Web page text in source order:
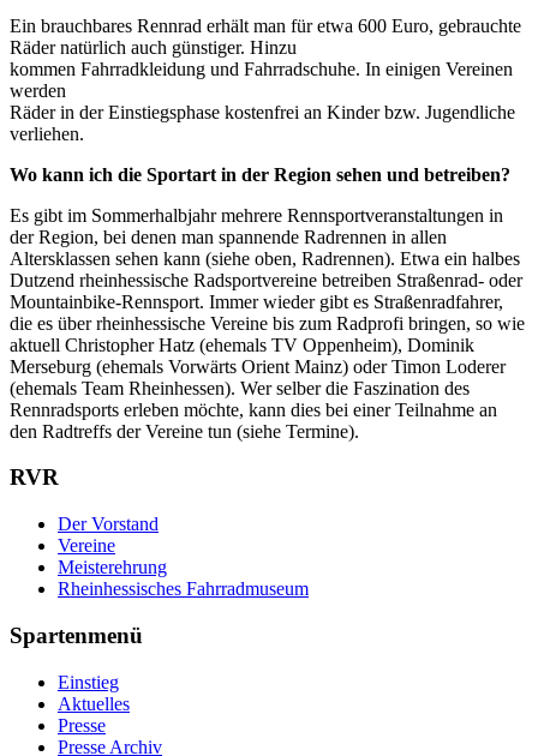
Ein brauchbares Rennrad erhält man für etwa 600 Euro, gebrauchte
Räder natürlich auch günstiger. Hinzu
kommen Fahrradkleidung und Fahrradschuhe. In einigen Vereinen
werden
Räder in der Einstiegsphase kostenfrei an Kinder bzw. Jugendliche
verliehen.
Wo kann ich die Sportart in der Region sehen und betreiben?
Es gibt im Sommerhalbjahr mehrere Rennsportveranstaltungen in
der Region, bei denen man spannende Radrennen in allen
Altersklassen sehen kann (siehe oben, Radrennen). Etwa ein halbes
Dutzend rheinhessische Radsportvereine betreiben Straßenrad- oder
Mountainbike-Rennsport. Immer wieder gibt es Straßenradfahrer,
die es über rheinhessische Vereine bis zum Radprofi bringen, so wie
aktuell Christopher Hatz (ehemals TV Oppenheim), Dominik
Merseburg (ehemals Vorwärts Orient Mainz) oder Timon Loderer
(ehemals Team Rheinhessen). Wer selber die Faszination des
Rennradsports erleben möchte, kann dies bei einer Teilnahme an
den Radtreffs der Vereine tun (siehe Termine).
RVR
Der Vorstand
Vereine
Meisterehrung
Rheinhessisches Fahrradmuseum
Spartenmenü
Einstieg
Aktuelles
Presse
Presse Archiv